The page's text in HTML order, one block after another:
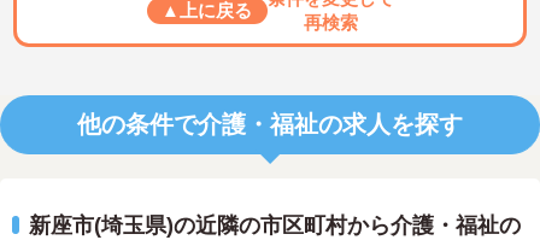
▲上に戻る
再検索
他の条件で介護・福祉の求人を探す
新座市(埼玉県)の近隣の市区町村から介護・福祉の